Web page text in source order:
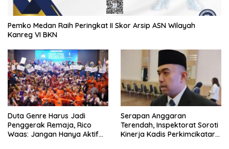
Pemko Medan Raih Peringkat II Skor Arsip ASN Wilayah
Kanreg VI BKN
Duta Genre Harus Jadi
Penggerak Remaja, Rico
Waas: Jangan Hanya Aktif
Serapan Anggaran
Terendah, Inspektorat Soroti
Kinerja Kadis Perkimcikataru